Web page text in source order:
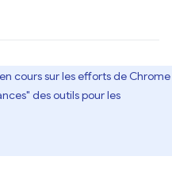
cours sur les efforts de Chrome
des outils pour les